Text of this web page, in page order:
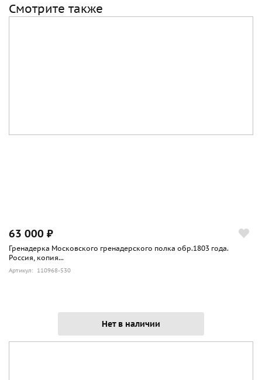
Смотрите также
63 000 ₽
Гренадерка Московского гренадерского полка обр.1803 года.
Россия, копия...
Артикул: 110968-530
Нет в наличии